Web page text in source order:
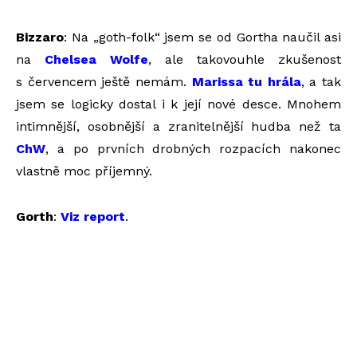
Bizzaro: Na „goth-folk“ jsem se od Gortha naučil asi
na Chelsea Wolfe, ale takovouhle zkušenost
s červencem ještě nemám. Marissa tu hrála, a tak
jsem se logicky dostal i k její nové desce. Mnohem
intimnější, osobnější a zranitelnější hudba než ta
ChW, a po prvních drobných rozpacích nakonec
vlastně moc příjemný.
Gorth: Viz report.